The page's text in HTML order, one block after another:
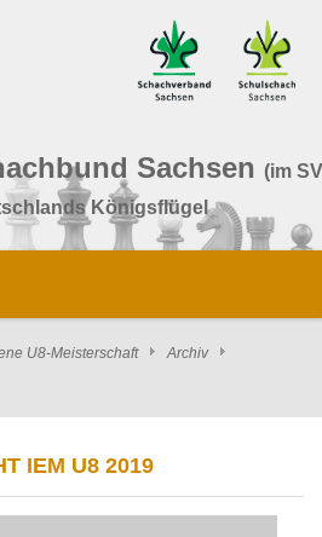
Sachsen (im
Königsflügel
U8-Meisterschaft
Archiv
IEM U8 2019